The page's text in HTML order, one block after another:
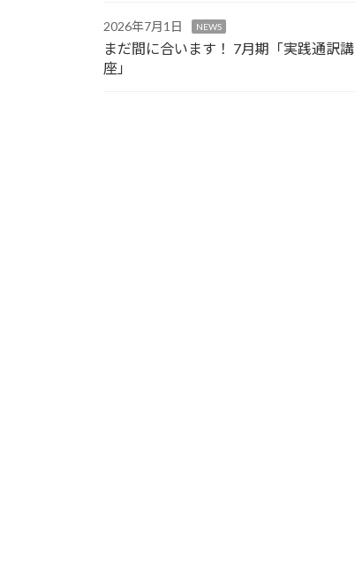
2026年7月1日 NEWS
まだ間に合います！ 7月期「実践通訳講
座」